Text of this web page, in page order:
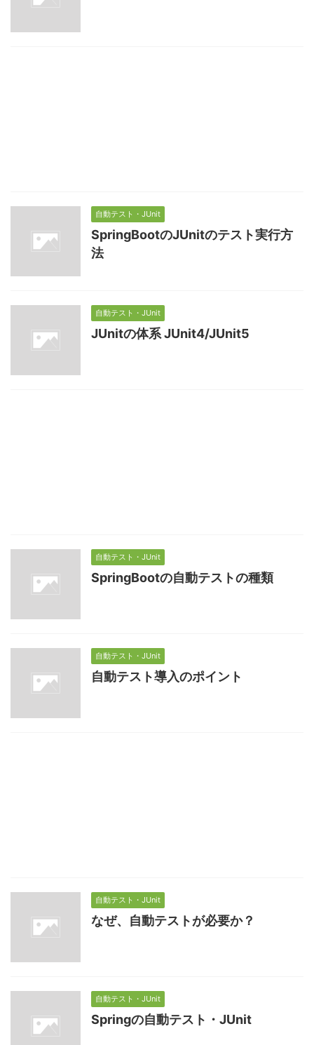
自動テスト・JUnit
SpringBootのJUnitのテスト実行方
法
自動テスト・JUnit
JUnitの体系 JUnit4/JUnit5
自動テスト・JUnit
SpringBootの自動テストの種類
自動テスト・JUnit
自動テスト導入のポイント
自動テスト・JUnit
なぜ、自動テストが必要か？
自動テスト・JUnit
Springの自動テスト・JUnit